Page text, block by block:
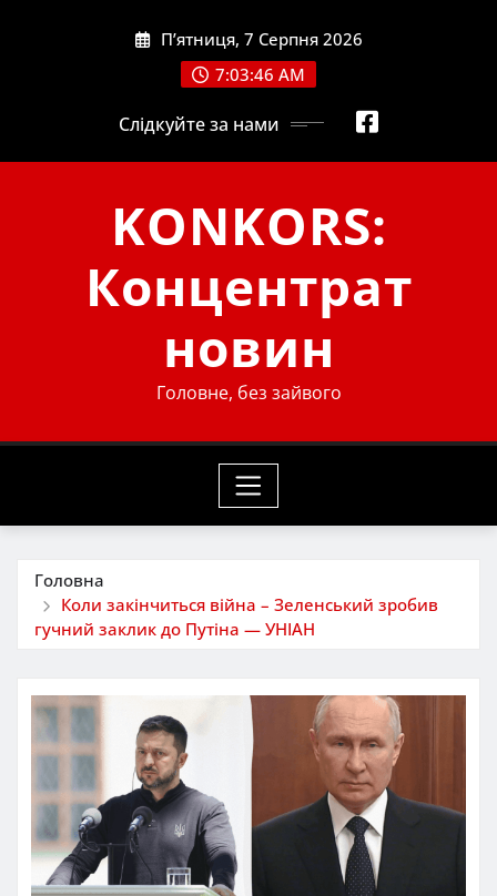
П’ятниця, 7 Серпня 2026
7:03:47 AM
Слідкуйте за нами
KONKORS:
Концентрат
новин
Головне, без зайвого
Головна
Коли закінчиться війна – Зеленський зробив
гучний заклик до Путіна — УНІАН